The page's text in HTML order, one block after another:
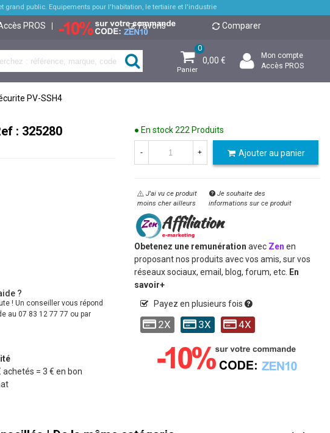
grand public. Equipements pour l'habitation, le tertiaire et l'industrie
PROS Favoris Comparer
Panier
0
0,00 €
Mon compte
Accès PROS
PV-SSH4
: 325280
?
! Un conseiller vous répond
au 07 83 12 77 77 ou par
achetés = 3 € en bon
● En stock222 Produits
- + Ajouter au panier
J'ai vu ce produit
moins cher ailleurs
Je souhaite des
informations sur ce produit
Obetenez une remunération avec Zen en
proposant nos produits avec vos amis, sur vos
réseaux sociaux, email, blog, forum, etc. En
savoir+
Payez en plusieurs fois
2X 3X 4X